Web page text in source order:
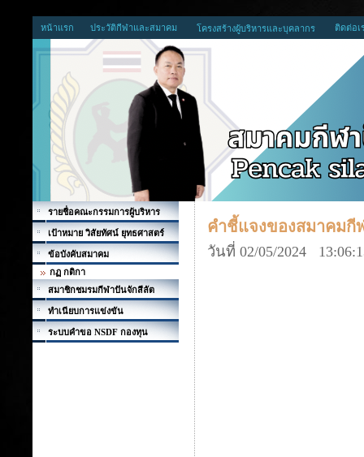
หน้าแรก ประวัติกีฬาและสมาคม โครงสร้างผู้บริหารและบุคลากร ติดต่อเ
รายชื่อคณะกรรมการผู้บริหาร
เป้าหมาย วิสัยทัศน์ ยุทธศาสตร์
ข้อบังคับสมาคม
กฏ กติกา
สมาชิกชมรมกีฬาปันจักสีลัต
ทำเนียบการแข่งขัน
ระบบคำขอ NSDF กองทุน
คำชี้แจงของสมาคมกี
วันที่ 02/05/2024